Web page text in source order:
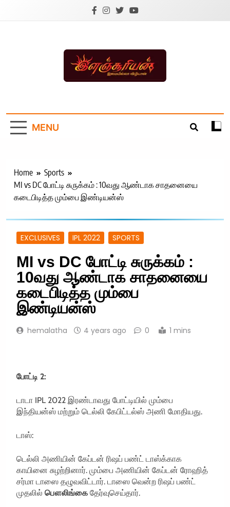
Tamil News |
Health | Tamil
Technology |
Sports News
MENU
Home
Sports
MI vs DC போட்டி சுருக்கம் : 10வது ஆண்டாக சாதனையை
கடைபிடித்த மும்பை இண்டியன்ஸ்
EXCLUSIVES IPL 2022 SPORTS
MI vs DC போட்டி சுருக்கம் :
10வது ஆண்டாக சாதனையை
கடைபிடித்த மும்பை
இண்டியன்ஸ்
hemalatha 4 years ago 0 1 mins
போட்டி 2:
டாடா IPL 2022 இரண்டாவது போட்டியில் மும்பை
இந்தியன்ஸ் மற்றும் டெல்லி கேபிட்டல்ஸ் அணி மோதியது.
டாஸ்:
டெல்லி அணியின் கேப்டன் ரிஷப் பண்ட் டாஸ்க்காக
காயினை சுழற்றினார். மும்பை அணியின் கேப்டன் ரோஹித்
சர்மா டாஸை தழுவவிட்டார். டாஸை வென்ற ரிஷப் பண்ட்
முதலில் பௌலிங்கை தேர்வுசெய்தார்.